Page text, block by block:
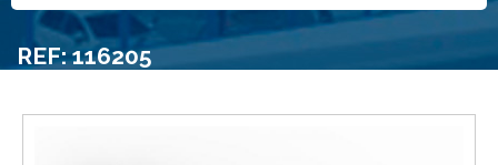
REF: 116205